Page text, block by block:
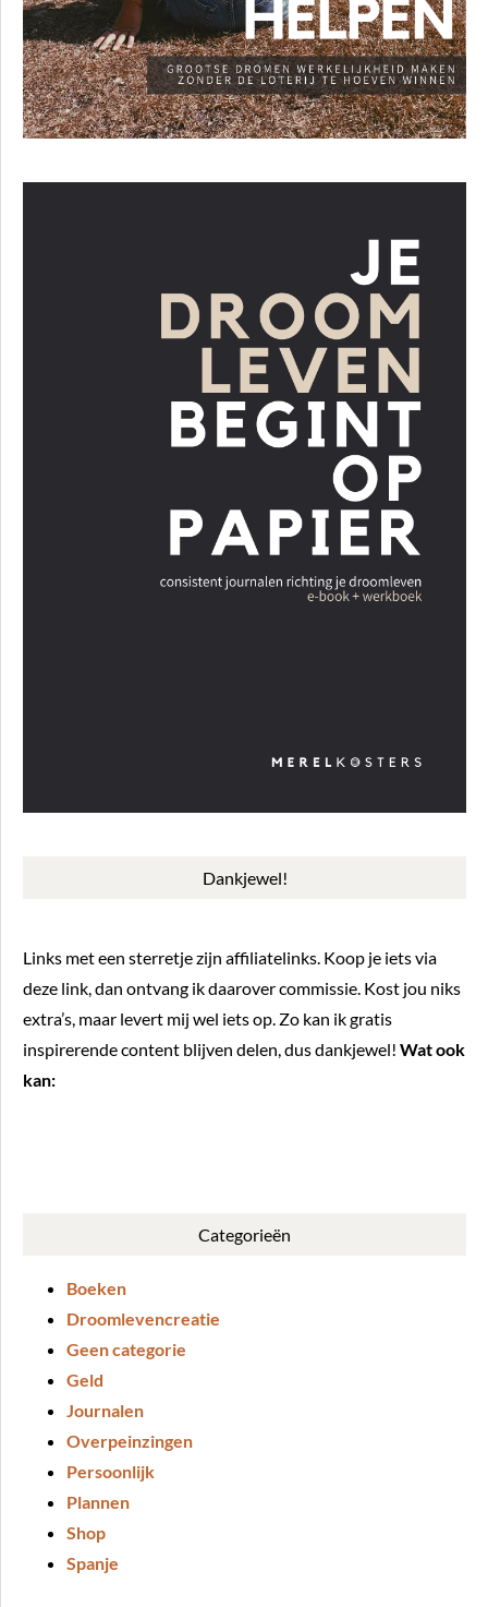
Dankjewel!
Links met een sterretje zijn affiliatelinks. Koop je iets via
deze link, dan ontvang ik daarover commissie. Kost jou niks
extra’s, maar levert mij wel iets op. Zo kan ik gratis
inspirerende content blijven delen, dus dankjewel! Wat ook
kan:
Categorieën
Boeken
Droomlevencreatie
Geen categorie
Geld
Journalen
Overpeinzingen
Persoonlijk
Plannen
Shop
Spanje